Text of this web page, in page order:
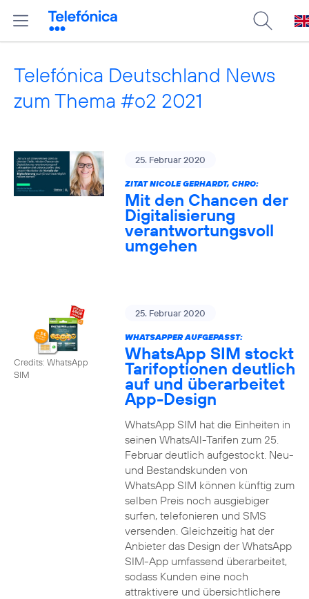
Telefónica Deutschland News
zum Thema #o2 2021
25. Februar 2020
ZITAT NICOLE GERHARDT, CHRO:
Mit den Chancen der
Digitalisierung
verantwortungsvoll
umgehen
Credits: WhatsApp
SIM
25. Februar 2020
WHATSAPPER AUFGEPASST:
WhatsApp SIM stockt
Tarifoptionen deutlich
auf und überarbeitet
App-Design
WhatsApp SIM hat die Einheiten in
seinen WhatsAll-Tarifen zum 25.
Februar deutlich aufgestockt. Neu-
und Bestandskunden von
WhatsApp SIM können künftig zum
selben Preis noch ausgiebiger
surfen, telefonieren und SMS
versenden. Gleichzeitig hat der
Anbieter das Design der WhatsApp
SIM-App umfassend überarbeitet,
sodass Kunden eine noch
attraktivere und übersichtlichere